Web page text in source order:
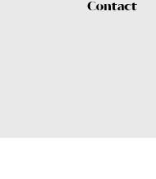
Contact